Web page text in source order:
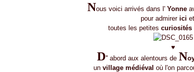
Nous voici arrivés dans l' Yonne
pour admirer ici et
toutes les petites curiosités
♥
D'' abord aux alentours de N
un village médiéval où l'on